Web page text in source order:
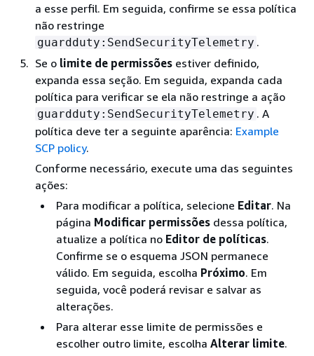
a esse perfil. Em seguida, confirme se essa política
não restringe
guardduty:SendSecurityTelemetry .
Se o limite de permissões estiver definido,
expanda essa seção. Em seguida, expanda cada
política para verificar se ela não restringe a ação
guardduty:SendSecurityTelemetry . A
política deve ter a seguinte aparência: Example
SCP policy.
Conforme necessário, execute uma das seguintes
ações:
Para modificar a política, selecione Editar. Na
página Modificar permissões dessa política,
atualize a política no Editor de políticas.
Confirme se o esquema JSON permanece
válido. Em seguida, escolha Próximo. Em
seguida, você poderá revisar e salvar as
alterações.
Para alterar esse limite de permissões e
escolher outro limite, escolha Alterar limite.